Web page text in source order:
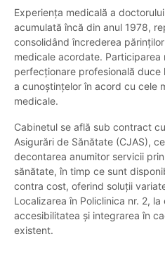
Experiența medicală a
acumulată încă din anul 1978,
consolidând încrederea
medicale acordate. Participarea
perfecționare profesională duce
a cunoștințelor în acord cu cele
medicale.
Cabinetul se află sub contract
Asigurări de Sănătate (CJAS),
decontarea anumitor servicii
sănătate, în timp ce sunt
contra cost, oferind soluții
Localizarea în Policlinica nr. 2, la
accesibilitatea și integrarea în
existent.